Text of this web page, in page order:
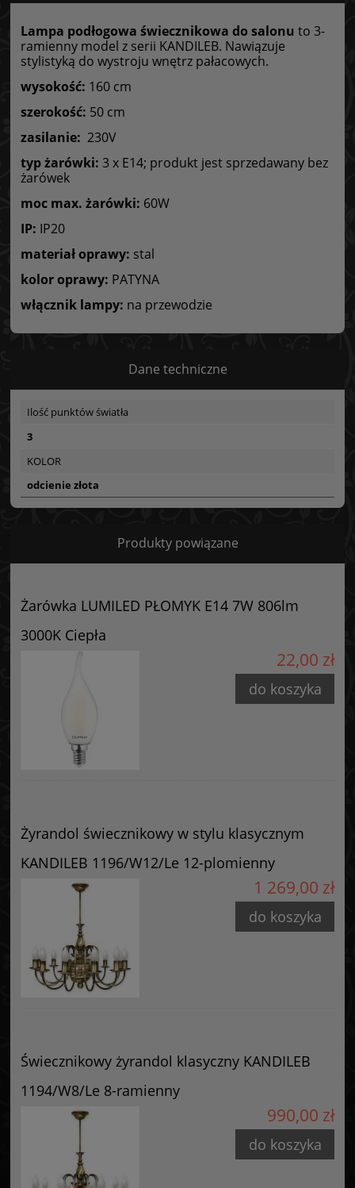
Lampa podłogowa świecznikowa do salonu to 3-
ramienny model z serii KANDILEB. Nawiązuje
stylistyką do wystroju wnętrz pałacowych.
wysokość: 160 cm
szerokość: 50 cm
zasilanie: 230V
typ żarówki: 3 x E14; produkt jest sprzedawany bez
żarówek
moc max. żarówki: 60W
IP: IP20
materiał oprawy: stal
kolor oprawy: PATYNA
włącznik lampy: na przewodzie
Dane techniczne
Ilość punktów światła
3
KOLOR
odcienie złota
Produkty powiązane
Żarówka LUMILED PŁOMYK E14 7W 806lm
3000K Ciepła
22,00 zł
do koszyka
Żyrandol świecznikowy w stylu klasycznym
KANDILEB 1196/W12/Le 12-plomienny
1 269,00 zł
do koszyka
Świecznikowy żyrandol klasyczny KANDILEB
1194/W8/Le 8-ramienny
990,00 zł
do koszyka